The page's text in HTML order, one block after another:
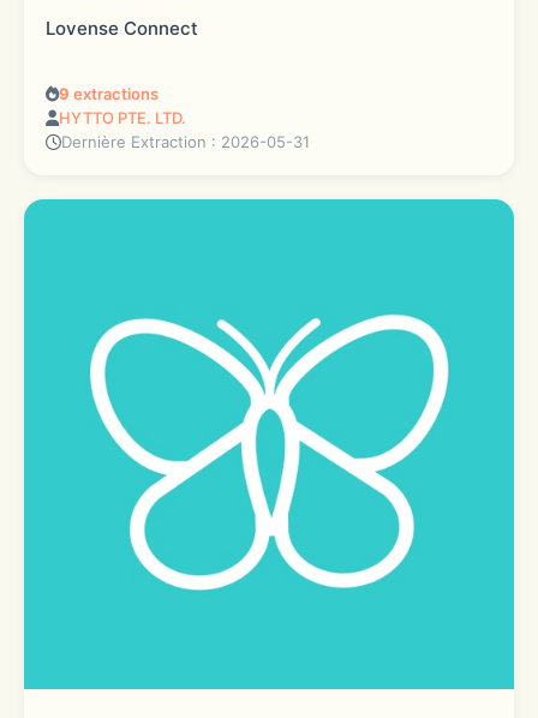
Lovense Connect
9 extractions
HYTTO PTE. LTD.
Dernière Extraction : 2026-05-31